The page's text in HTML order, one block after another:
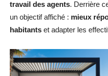
travail des agents. Derrière
un objectif affiché : mieux
habitants et adapter les